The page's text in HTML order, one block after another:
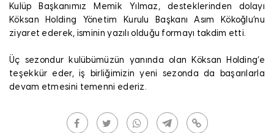
Kulüp Başkanımız Memik Yılmaz, desteklerinden dolayı
Köksan Holding Yönetim Kurulu Başkanı Asım Kökoğlu’nu
ziyaret ederek, isminin yazılı olduğu formayı takdim etti.
Üç sezondur kulübümüzün yanında olan Köksan Holding’e
teşekkür eder, iş birliğimizin yeni sezonda da başarılarla
devam etmesini temenni ederiz.